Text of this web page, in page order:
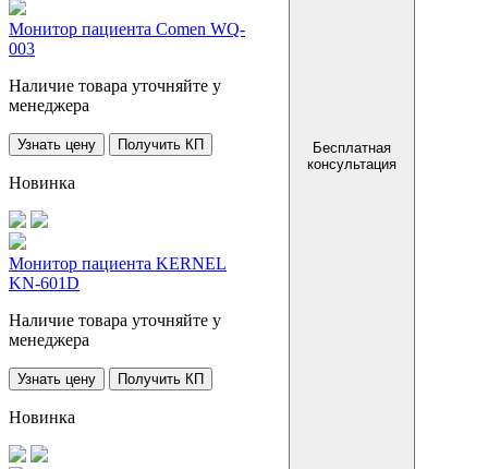
Монитор пациента Comen WQ-
003
Наличие товара уточняйте у
менеджера
Узнать цену Получить КП
Новинка
Монитор пациента KERNEL
KN-601D
Наличие товара уточняйте у
менеджера
Узнать цену Получить КП
Новинка
Бесплатная
консультация